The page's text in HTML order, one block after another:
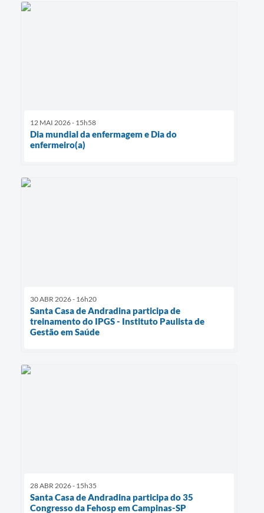
12 MAI 2026 - 15h58
Dia mundial da enfermagem e Dia do
enfermeiro(a)
30 ABR 2026 - 16h20
Santa Casa de Andradina participa de
treinamento do IPGS - Instituto Paulista de
Gestão em Saúde
28 ABR 2026 - 15h35
Santa Casa de Andradina participa do 35
Congresso da Fehosp em Campinas-SP